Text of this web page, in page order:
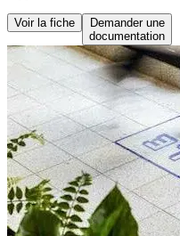
Voir la fiche
Demander une
documentation